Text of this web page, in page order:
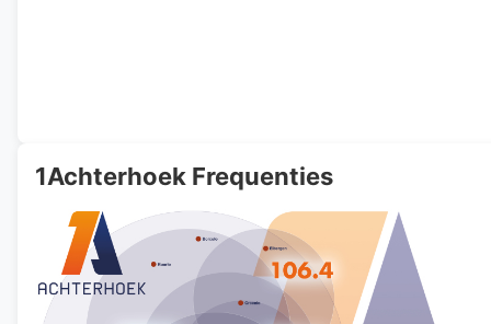
1Achterhoek Frequenties